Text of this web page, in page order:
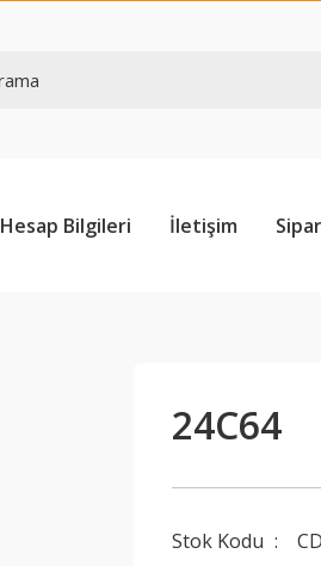
Hesap Bilgileri İletişim
24C64
Stok Kodu